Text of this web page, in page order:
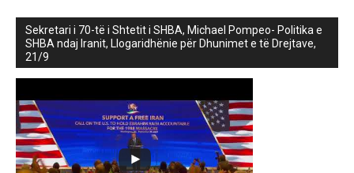
Sekretari i 70-të i Shtetit i SHBA, Michael Pompeo- Politika e
SHBA ndaj Iranit, Llogaridhënie për Dhunimet e të Drejtave,
21/9